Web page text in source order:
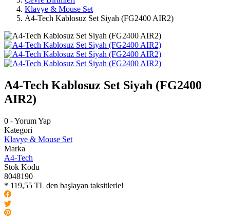
Klavye & Mouse Set
A4-Tech Kablosuz Set Siyah (FG2400 AIR2)
A4-Tech Kablosuz Set Siyah (FG2400
AIR2)
0 - Yorum Yap
Kategori
Klavye & Mouse Set
Marka
A4-Tech
Stok Kodu
8048190
* 119,55 TL den başlayan taksitlerle!